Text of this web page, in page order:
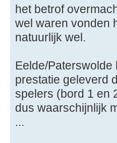
het betrof
wel waren vonden
natuurlijk wel.
Eelde/
prestatie geleverd
spelers (bord 1 en
dus waarschijnlijk
...